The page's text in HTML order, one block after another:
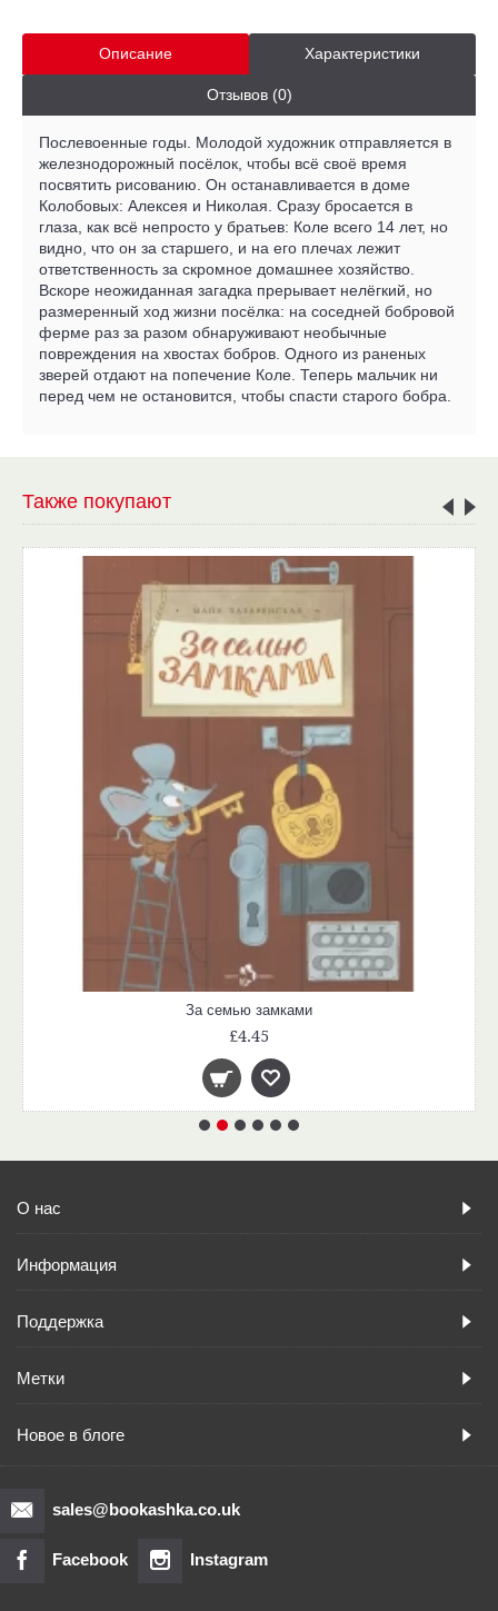
Описание Характеристики
Отзывов (0)
Послевоенные годы. Молодой художник отправляется в
железнодорожный посёлок, чтобы всё своё время
посвятить рисованию. Он останавливается в доме
Колобовых: Алексея и Николая. Сразу бросается в
глаза, как всё непросто у братьев: Коле всего 14 лет, но
видно, что он за старшего, и на его плечах лежит
ответственность за скромное домашнее хозяйство.
Вскоре неожиданная загадка прерывает нелёгкий, но
размеренный ход жизни посёлка: на соседней бобровой
ферме раз за разом обнаруживают необычные
повреждения на хвостах бобров. Одного из раненых
зверей отдают на попечение Коле. Теперь мальчик ни
перед чем не остановится, чтобы спасти старого бобра.
Также покупают
За семью замками
£4.45
О нас
Информация
Поддержка
Метки
Новое в блоге
sales@bookashka.co.uk
Facebook Instagram